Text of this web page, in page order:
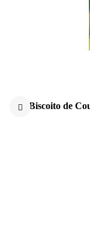
Biscoito de